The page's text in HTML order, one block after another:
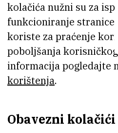
pomogla u prenošenju
zanimljiv način. Radionica
teorijskog i praktičnog dijela,
naučeno moći pretočiti u
krenuti pričati svoju priču.
sindikatu nije preduvjet, a
https:// tinyurl.com/
kolačića nužni su za
funkcioniranje
koriste za praćenje
poboljšanja
informacija pogledajte
korištenja.
Obavezni kolačići